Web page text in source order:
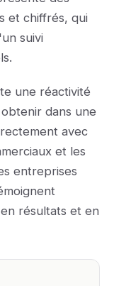
et chiffrés, qui
suivi
une réactivité
dans une
avec
et les
entreprises
résultats et en